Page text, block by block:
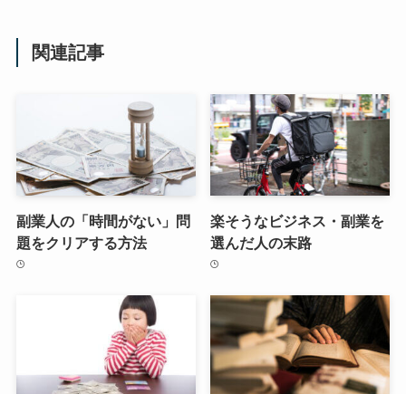
関連記事
副業人の「時間がない」問
題をクリアする方法
楽そうなビジネス・副業を
選んだ人の末路